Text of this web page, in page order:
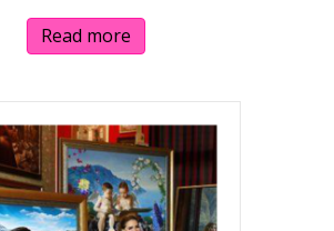
Read more